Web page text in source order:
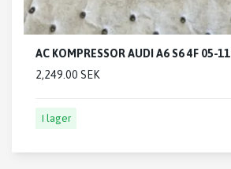
AC KOMPRESSOR AUDI A6 S6 4F 05-11
2,249.00 SEK
I lager